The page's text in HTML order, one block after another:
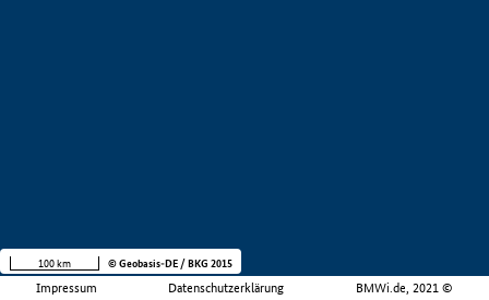
Impressum Datenschutzerklärung BMWi.de, 2021 ©
100 km © Geobasis-DE / BKG 2015